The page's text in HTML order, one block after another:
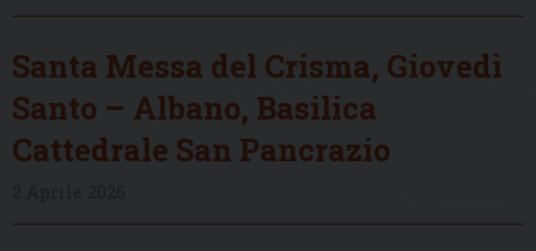
Santa Messa del Crisma, Giovedì
Santo – Albano, Basilica
Cattedrale San Pancrazio